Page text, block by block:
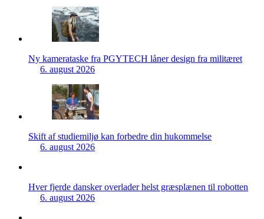
Ny kamerataske fra PGYTECH låner design fra militæret
6. august 2026
Skift af studiemiljø kan forbedre din hukommelse
6. august 2026
Hver fjerde dansker overlader helst græsplænen til robotten
6. august 2026